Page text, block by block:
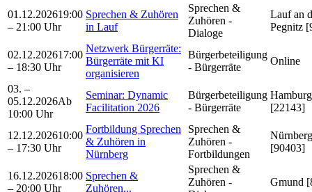
01.12.202619:00
– 21:00 Uhr
Sprechen & Zuhören
in Lauf
Sprechen &
Zuhören -
Dialoge
Lauf an
Pegnitz
02.12.202617:00
– 18:30 Uhr
Netzwerk Bürgerräte:
Bürgerräte mit KI
organisieren
Bürgerbeteiligung
- Bürgerräte
Online
03. –
05.12.2026Ab
10:00 Uhr
Seminar: Dynamic
Facilitation 2026
Bürgerbeteiligung
- Bürgerräte
Hamburg
[22143]
12.12.202610:00
– 17:30 Uhr
Fortbildung Sprechen
& Zuhören in
Nürnberg
Sprechen &
Zuhören -
Fortbildungen
Nürnberg
[90403]
16.12.202618:00
– 20:00 Uhr
Sprechen &
Zuhören...
Sprechen &
Zuhören -
Gmund